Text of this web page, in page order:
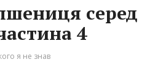
серед
4
я не знав